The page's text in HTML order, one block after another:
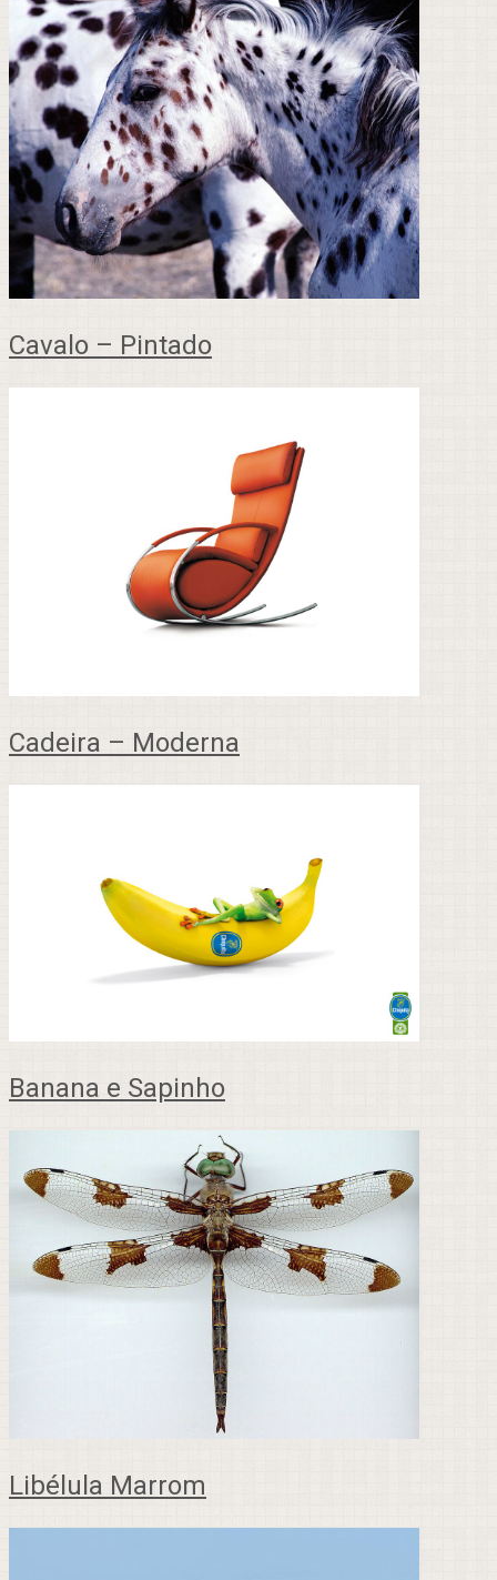
Cavalo – Pintado
Cadeira – Moderna
Banana e Sapinho
Libélula Marrom